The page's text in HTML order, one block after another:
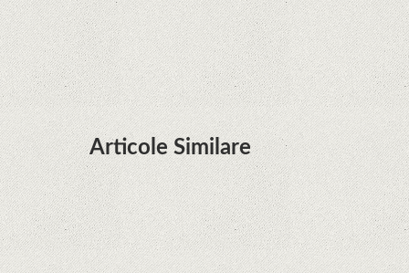
şi e mai curând decât credeam; Are cameră
telephoto cu zoom optic variabil
Articole Similare
Descoperire remarcabilă. Genomul uman nu mai
are secrete